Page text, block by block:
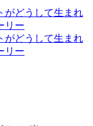
がどうして生まれ
リー
がどうして生まれ
リー